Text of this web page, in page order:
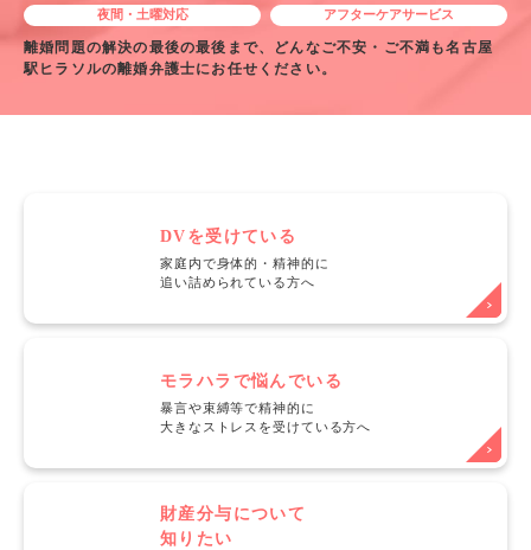
夜間・土曜対応
アフターケアサービス
離婚問題の解決の最後の最後まで、どんなご不安・ご不満も名古屋
駅ヒラソルの離婚弁護士にお任せください。
DVを受けている
家庭内で身体的・精神的に
追い詰められている方へ
モラハラで悩んでいる
暴言や束縛等で精神的に
大きなストレスを受けている方へ
財産分与について
知りたい